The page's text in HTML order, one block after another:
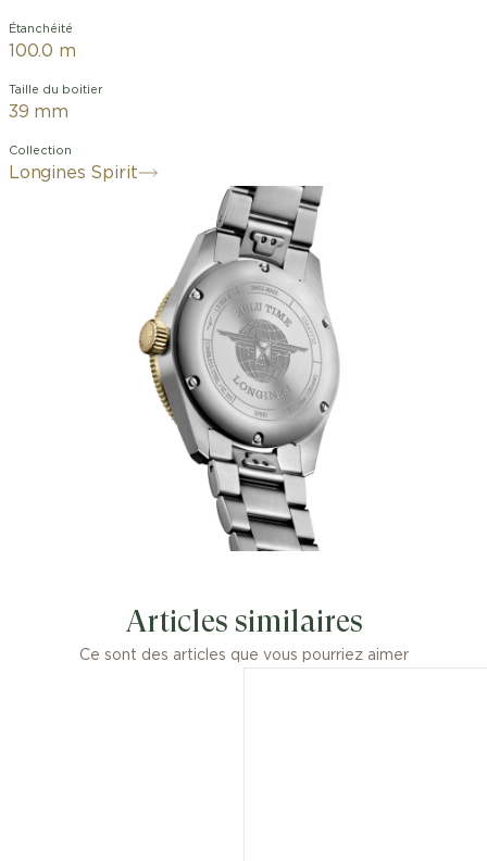
Étanchéité
100.0 m
Taille du boitier
39 mm
Collection
Longines Spirit
Articles similaires
Ce sont des articles que vous pourriez aimer